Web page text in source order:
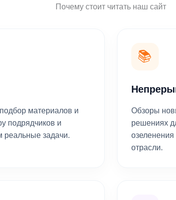
Почему стоит читать наш сайт
материалов и
подрядчиков и
задачи.
📚
Обзоры
решениях
озеленения
отрасли.